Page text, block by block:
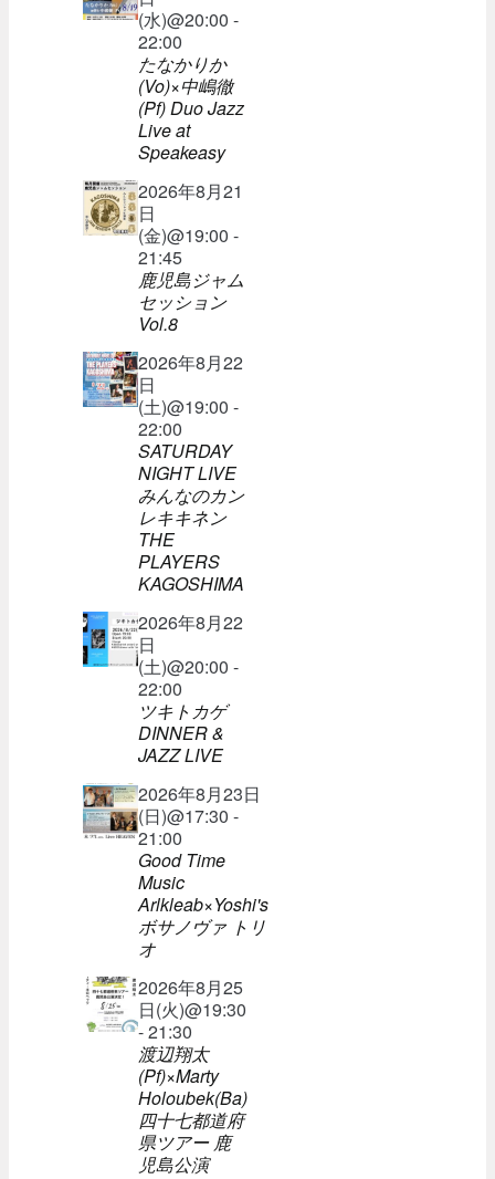
(水)@20:00 -
22:00
たなかりか
(Vo)×中嶋徹
(Pf) Duo Jazz
Live at
Speakeasy
2026年8月21
日
(金)@19:00 -
21:45
鹿児島ジャム
セッション
Vol.8
2026年8月22
日
(土)@19:00 -
22:00
SATURDAY
NIGHT LIVE
みんなのカン
レキキネン
THE
PLAYERS
KAGOSHIMA
2026年8月22
日
(土)@20:00 -
22:00
ツキトカゲ
DINNER &
JAZZ LIVE
2026年8月23日
(日)@17:30 -
21:00
Good Time
Music
Arlkleab×Yoshi's
ボサノヴァ トリ
オ
2026年8月25
日(火)@19:30
- 21:30
渡辺翔太
(Pf)×Marty
Holoubek(Ba)
四十七都道府
県ツアー 鹿
児島公演